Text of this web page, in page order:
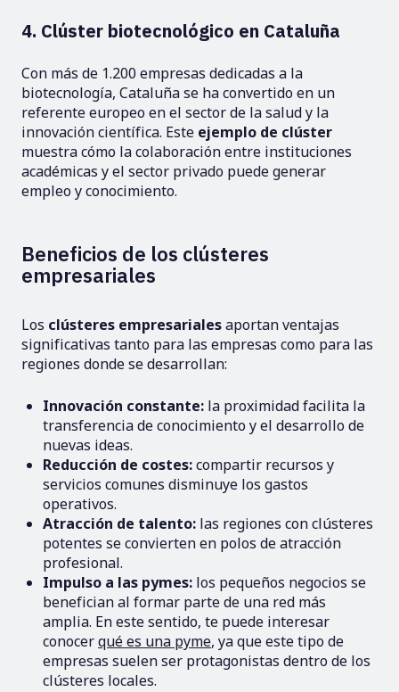
4. Clúster biotecnológico en Cataluña
Con más de 1.200 empresas dedicadas a la
biotecnología, Cataluña se ha convertido en un
referente europeo en el sector de la salud y la
innovación científica. Este ejemplo de clúster
muestra cómo la colaboración entre instituciones
académicas y el sector privado puede generar
empleo y conocimiento.
Beneficios de los clústeres
empresariales
Los clústeres empresarialesaportan ventajas
significativas tanto para las empresas como para las
regiones donde se desarrollan:
Innovación constante: la proximidad facilita la
transferencia de conocimiento y el desarrollo de
nuevas ideas.
Reducción de costes:compartir recursos y
servicios comunes disminuye los gastos
operativos.
Atracción de talento: las regiones con clústeres
potentes se convierten en polos de atracción
profesional.
Impulso a las pymes: los pequeños negocios se
benefician al formar parte de una red más
amplia. En este sentido, te puede interesar
conocerqué es una pyme, ya que este tipo de
empresas suelen ser protagonistas dentro de los
clústeres locales.